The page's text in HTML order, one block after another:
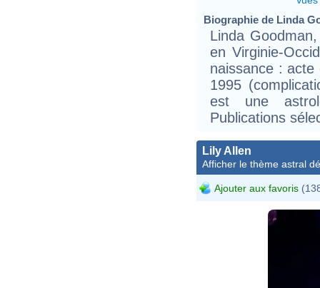
Biographie de Linda
Linda
en Virginie-
naissance :
1995
est une
Publications
Lily Allen
Afficher le thème astral
Ajouter aux favoris